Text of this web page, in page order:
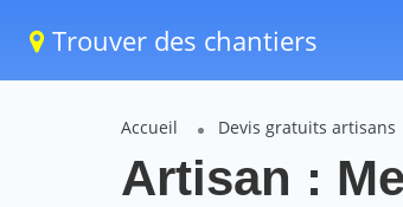
Trouver des chantiers
Accueil Devis gratuits artisans
Artisan :